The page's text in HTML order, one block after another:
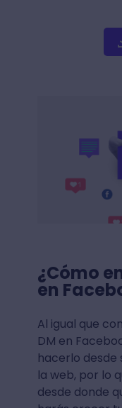
¿Cómo
en
Al igual que
DM en
hacerlo desde
la web, por lo
desde donde